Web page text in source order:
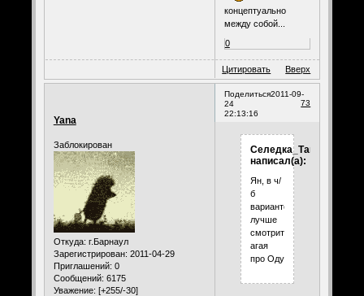
концептуально
между собой...
0
Цитировать Вверх
Поделиться
73
2011-09-
24
22:13:16
Yana
Заблокирован
Откуда: г.Барнаул
Зарегистрирован: 2011-04-29
Приглашений: 0
Сообщений: 6175
Уважение: [+255/-30]
Селедка_Таня
написал(а):
Ян, в ч/
б
варианте
лучше
смотрится,
агая
про Оду